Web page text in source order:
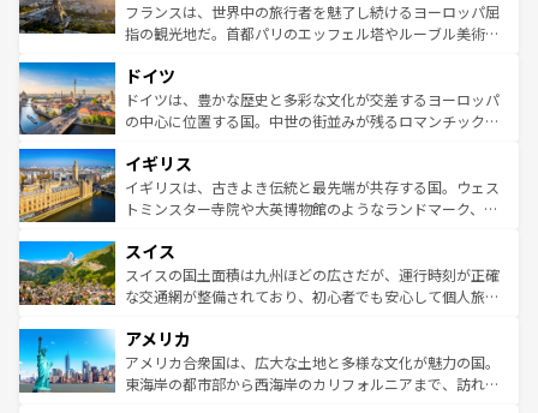
しい。
る。首都マドリードの洗練された雰囲気や、バルセロナの
アートに溢れた街角から、地方では古代ローマ遺跡や中世
せる。地方によって風土や気候が異なるスペインはその個
性で訪れる人を魅了する。 なお、新着のスペイン情報は コ
ンテンツ一覧を参照してほしい。
フランスは、世界中の旅行者を魅了し続けるヨーロッパ屈
指の観光地だ。首都パリのエッフェル塔やルーブル美術館
で、幅広い魅力が詰まっている。華麗な宮殿、歴史的な大
聖堂、美しいビーチ、そして豊かな自然が、訪れる者を心
から魅了する。また、フランスは美食の国としても知ら
いる。シャンパンの発祥地であるランス、プロヴァンスの
香り高いラベンダー畑など、多彩な楽しみ方が可能だ。さ
らに、パリ以外の地域にも魅力が溢れており、どの街角に
れる地方に足を運ぶとそれぞれで全く異なる文化を体験で
きるだろう。 なお、新着のフランス情報はコンテンツ一覧
を参照してほしい。
ドイツ
ドイツは、豊かな歴史と多彩な文化が交差するヨーロッパ
の中心に位置する国。中世の街並みが残るロマンチック街
顔を持つこの国は、どこを歩いても飽きることがない。ベ
ルリンの文化的活気、バイエルン州のアルプスの絶景、そ
してライン川沿いのワイン畑といった風景は必見。ビール
は、お酒好きな人にはぜひ体験してほしい。 なお、新着の
ドイツ情報はコンテンツ一覧を参照してほしい。
イギリス
イギリスは、古きよき伝統と最先端が共存する国。ウェス
トミンスター寺院や大英博物館のようなランドマーク、歴
リアごとに異なる魅力がある。また、優雅なアフタヌーン
ティー、ビール好きにはたまらない英国パブ、サッカー観
戦など、本場だからこそできる体験も豊富。イギリスを旅
ンツ一覧を参照してほしい。
スイス
スイスの国土面積は九州ほどの広さだが、運行時刻が正確
な交通網が整備されており、初心者でも安心して個人旅行
の建物がそのまま残る町や、スイスならではのユニークな
博物館もあり、アルプス観光だけでなく町歩きも満喫する
ことができる。国民の所得が高いため物価も高いが、旅行
アメリカ
アメリカ合衆国は、広大な土地と多様な文化が魅力の国。
東海岸の都市部から西海岸のカリフォルニアまで、訪れる